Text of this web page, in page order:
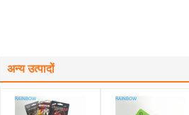
अन्य उत्पादों